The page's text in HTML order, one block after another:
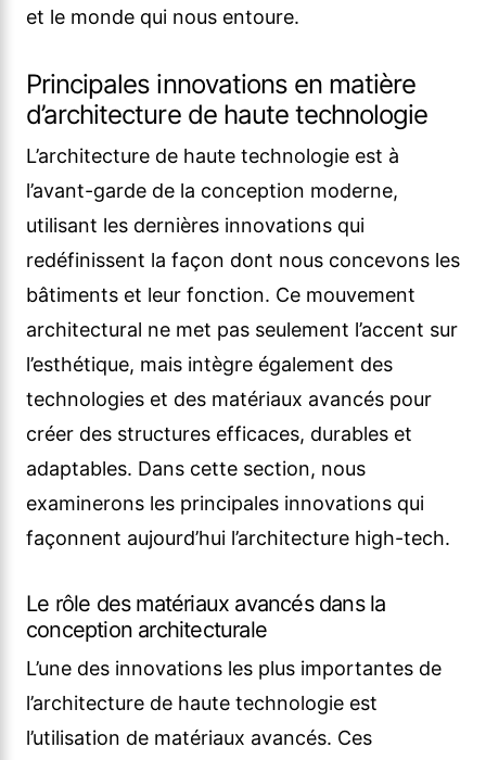
et le monde qui nous entoure.
Principales innovations en matière
d’architecture de haute technologie
L’architecture de haute technologie est à
l’avant-garde de la conception moderne,
utilisant les dernières innovations qui
redéfinissent la façon dont nous concevons les
bâtiments et leur fonction. Ce mouvement
architectural ne met pas seulement l’accent sur
l’esthétique, mais intègre également des
technologies et des matériaux avancés pour
créer des structures efficaces, durables et
adaptables. Dans cette section, nous
examinerons les principales innovations qui
façonnent aujourd’hui l’architecture high-tech.
Le rôle des matériaux avancés dans la
conception architecturale
L’une des innovations les plus importantes de
l’architecture de haute technologie est
l’utilisation de matériaux avancés. Ces